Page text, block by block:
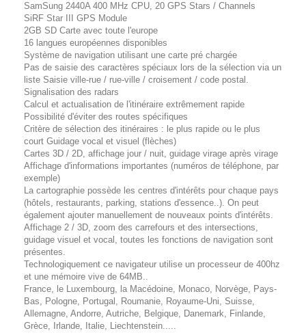
SamSung 2440A 400 MHz CPU, 20 GPS Stars / Channels
SiRF Star III GPS Module
2GB SD Carte avec toute l'europe
16 langues européennes disponibles
Système de navigation utilisant une carte pré chargée
Pas de saisie des caractères spéciaux lors de la sélection via un
liste Saisie ville-rue / rue-ville / croisement / code postal.
Signalisation des radars
Calcul et actualisation de l'itinéraire extrêmement rapide
Possibilité d'éviter des routes spécifiques
Critère de sélection des itinéraires : le plus rapide ou le plus
court Guidage vocal et visuel (flèches)
Cartes 3D / 2D, affichage jour / nuit, guidage virage après virage
Affichage d'informations importantes (numéros de téléphone, par
exemple)
La cartographie possède les centres d'intérêts pour chaque pays
(hôtels, restaurants, parking, stations d'essence..). On peut
également ajouter manuellement de nouveaux points d'intérêts.
Affichage 2 / 3D, zoom des carrefours et des intersections,
guidage visuel et vocal, toutes les fonctions de navigation sont
présentes.
Technologiquement ce navigateur utilise un processeur de 400hz
et une mémoire vive de 64MB..
France, le Luxembourg, la Macédoine, Monaco, Norvège, Pays-
Bas, Pologne, Portugal, Roumanie, Royaume-Uni, Suisse,
Allemagne, Andorre, Autriche, Belgique, Danemark, Finlande,
Grèce, Irlande, Italie, Liechtenstein.....